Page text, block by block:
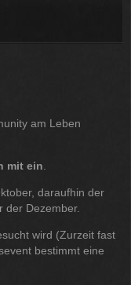
Designs
50-60 €
das
am Leben
mit ein
daraufhin der
der Dezember.
wird (Zurzeit fast
bestimmt eine